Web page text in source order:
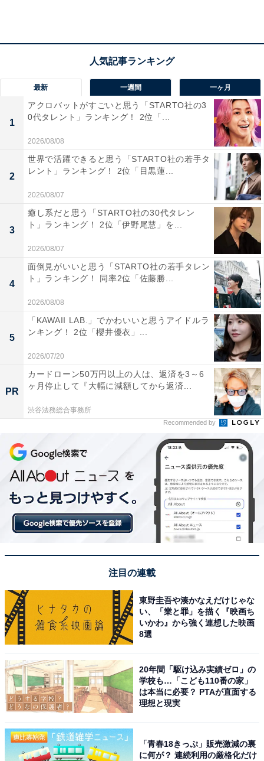
第2位：近畿大学（14.8％）
2位は、「近畿大学」です。
15学部、49学科に加え、短大や通信大学まで擁する、西
日本最大規模の総合大学です。6つのキャンパスと水産
研究所、原子力研究所といった研究施設を持ち、充実し
た教育環境が整っています。近年の研究成果や実学志向
の姿勢が評価され、9年連続で志願者数日本一にも。
第1位：関西大学（15.0％）
1位は、2位と0.2ポイント差で「関西大学」が獲得。調査
部、2010年には人間健康学部、社会安全学部を設置し、
2022年7月現在13学部で運営されています。ルーツにも
ある法学部や経済学部を筆頭に、文学部や商学部なども
大学が少なく、希少な存在として関西大を引っ張る存在
になっているようです。
＞20位までの全ランキング結果を見る
最新 一週間 一ヶ月
1
アクロバットがすごいと思う「STARTO社の3
0代タレント」ランキング！ 2位「...
2026/08/08
2
世界で活躍できると思う「STARTO社の若手タ
レント」ランキング！ 2位「目黒蓮...
2026/08/07
3
癒し系だと思う「STARTO社の30代タレン
ト」ランキング！ 2位「伊野尾慧」を...
2026/08/07
4
面倒見がいいと思う「STARTO社の若手タレン
ト」ランキング！ 同率2位「佐藤勝...
2026/08/08
5
「KAWAII LAB.」でかわいいと思うアイドルラ
ンキング！ 2位「櫻井優衣」...
2026/07/20
PR
カードローン50万円以上の人は、返済を3～6
ヶ月停止して『大幅に減額してから返済...
渋谷法務総合事務所
Recommended by
注目の連載
東野圭吾や湊かなえだけじゃな
い、「業と罪」を描く『映画ち
いかわ』から強く連想した映画
8選
20年間「駆け込み実績ゼロ」の
学校も…「こども110番の家」
は本当に必要？ PTAが直面する
理想と現実
「青春18きっぷ」販売激減の裏
に何が？ 連続利用の厳格化だけ